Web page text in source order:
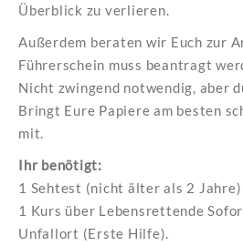
Überblick zu verlieren.
Außerdem beraten wir Euch zur
Führerschein muss beantragt
Nicht zwingend notwendig, aber
Bringt Eure Papiere am besten
mit.
Ihr benötigt:
1 Sehtest (nicht älter als 2 Jahre)
1 Kurs über Lebensrettende
Unfallort (Erste Hilfe).